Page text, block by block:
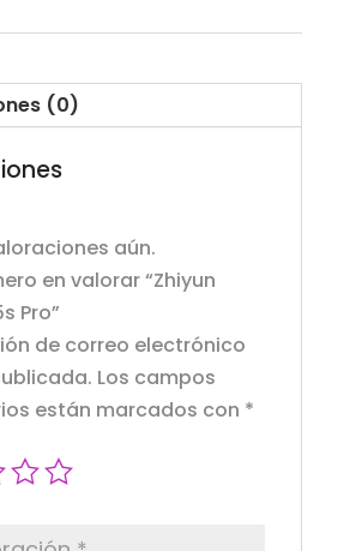
(0)
aún.
en valorar “Zhiyun
Pro”
de correo electrónico
Los campos
están marcados con *